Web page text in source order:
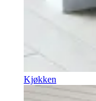
Kjøkken